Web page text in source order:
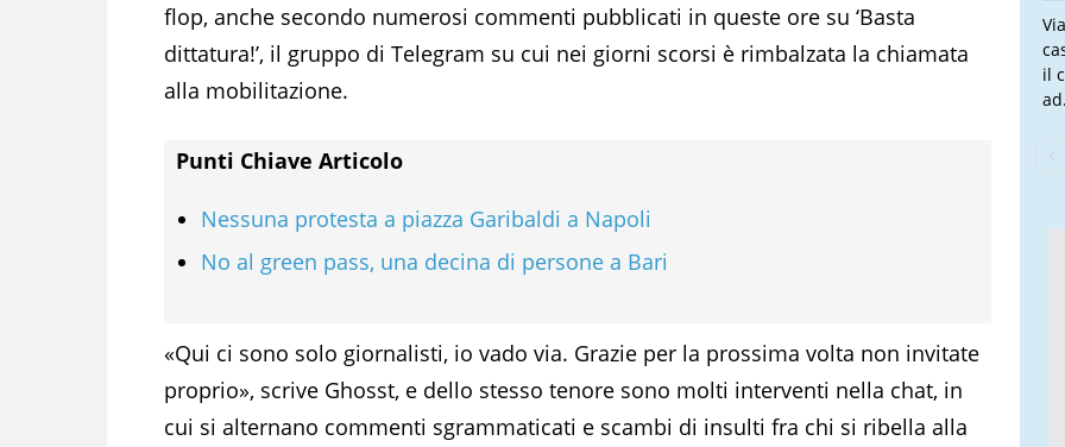
flop, anche secondo numerosi commenti pubblicati in queste ore su ‘Basta
dittatura!’, il gruppo di Telegram su cui nei giorni scorsi è rimbalzata la chiamata
alla mobilitazione.
Punti Chiave Articolo
Nessuna protesta a piazza Garibaldi a Napoli
No al green pass, una decina di persone a Bari
«Qui ci sono solo giornalisti, io vado via. Grazie per la prossima volta non invitate
proprio», scrive Ghosst, e dello stesso tenore sono molti interventi nella chat, in
cui si alternano commenti sgrammaticati e scambi di insulti fra chi si ribella alla
il